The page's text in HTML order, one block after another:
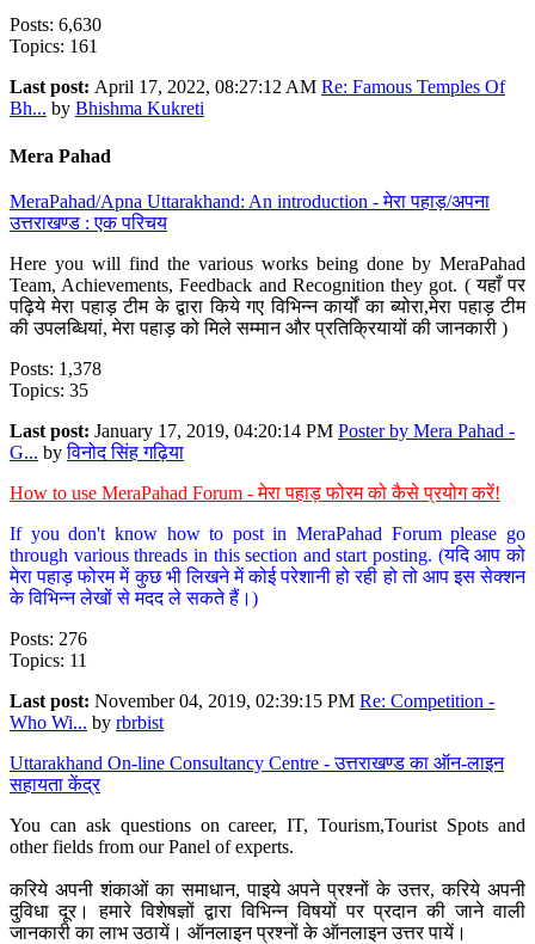
Posts: 6,630
Topics: 161
Last post: April 17, 2022, 08:27:12 AM Re: Famous Temples Of
Bh... by Bhishma Kukreti
Mera Pahad
MeraPahad/Apna Uttarakhand: An introduction - मेरा पहाड़/अपना
उत्तराखण्ड : एक परिचय
Here you will find the various works being done by MeraPahad
Team, Achievements, Feedback and Recognition they got. ( यहाँ पर
पढ़िये मेरा पहाड़ टीम के द्वारा किये गए विभिन्न कार्यों का ब्योरा,मेरा पहाड़ टीम
की उपलब्धियां, मेरा पहाड़ को मिले सम्मान और प्रतिक्रियायों की जानकारी )
Posts: 1,378
Topics: 35
Last post: January 17, 2019, 04:20:14 PM Poster by Mera Pahad -
G... byविनोद सिंह गढ़िया
How to use MeraPahad Forum - मेरा पहाड़ फोरम को कैसे प्रयोग करें!
If you don't know how to post in MeraPahad Forum please go
through various threads in this section and start posting. (यदि आप को
मेरा पहाड़ फोरम में कुछ भी लिखने में कोई परेशानी हो रही हो तो आप इस सेक्शन
के विभिन्न लेखों से मदद ले सकते हैं।)
Posts: 276
Topics: 11
Last post: November 04, 2019, 02:39:15 PM Re: Competition -
Who Wi... by rbrbist
Uttarakhand On-line Consultancy Centre - उत्तराखण्ड का ऑन-लाइन
सहायता केंद्र
You can ask questions on career, IT, Tourism,Tourist Spots and
other fields from our Panel of experts.
करिये अपनी शंकाओं का समाधान, पाइये अपने प्रश्नों के उत्तर, करिये अपनी
दुविधा दूर। हमारे विशेषज्ञों द्वारा विभिन्न विषयों पर प्रदान की जाने वाली
जानकारी का लाभ उठायें। ऑनलाइन प्रश्नों के ऑनलाइन उत्तर पायें।